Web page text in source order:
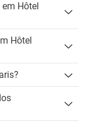
Hôtel
Hôtel